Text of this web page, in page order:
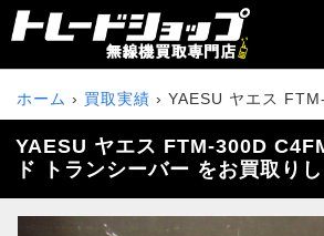
ホーム 買取実績 YAESU ヤエス
YAESU ヤエス FTM-300D
ド トランシーバー をお買取りし